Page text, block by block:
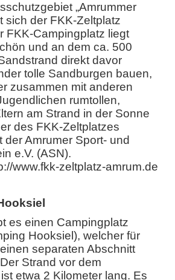
„Amrummer
sich der FKK-Zeltplatz
FKK-Campingplatz liegt
und an dem ca. 500
direkt davor
tolle Sandburgen bauen,
zusammen mit anderen
rumtollen,
am Strand in der Sonne
des FKK-Zeltplatzes
der Amrumer Sport- und
e.V. (ASN).
www.fkk-zeltplatz-amrum.de
es einen Campingplatz
Hooksiel), welcher für
separaten Abschnitt
Strand vor dem
etwa 2 Kilometer lang. Es